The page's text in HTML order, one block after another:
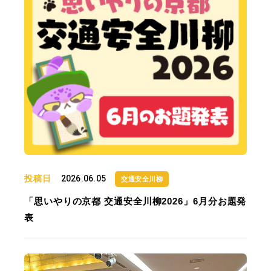
投稿日 2026.06.05 交通安全川柳
「思いやりの京都 交通安全川柳2026」6月分お題発
表